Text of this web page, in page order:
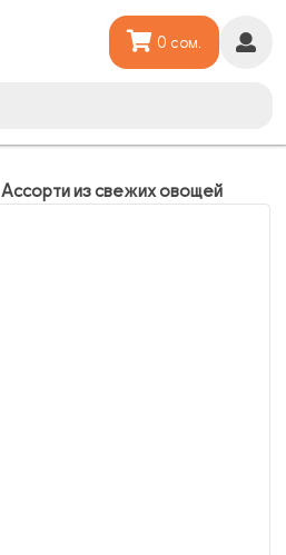
0 сом.
Ассорти из свежих овощей